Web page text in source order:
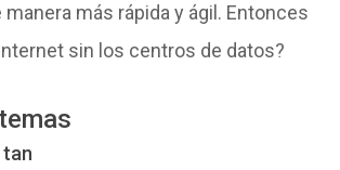
manera más rápida y ágil. Entonces
sin los centros de datos?
tan